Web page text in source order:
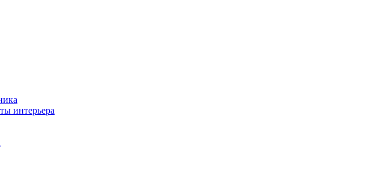
интерьера